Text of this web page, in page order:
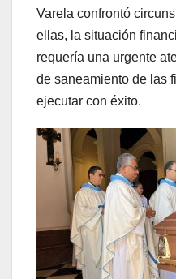
Varela confrontó
ellas, la situación
requería una urgente
de saneamiento de las
ejecutar con éxito.